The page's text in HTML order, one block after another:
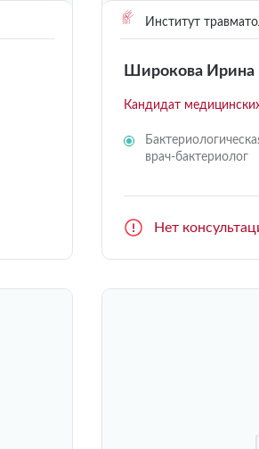
Институт
Широкова Ирина
Кандидат
врач-бактериолог
Нет